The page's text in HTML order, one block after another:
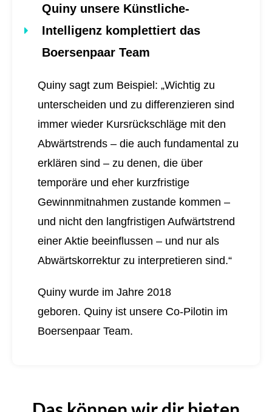
Quiny unsere Künstliche-
Intelligenz komplettiert das
Boersenpaar Team
Quiny sagt zum Beispiel: „Wichtig zu
unterscheiden und zu differenzieren sind
immer wieder Kursrückschläge mit den
Abwärtstrends – die auch fundamental zu
erklären sind – zu denen, die über
temporäre und eher kurzfristige
Gewinnmitnahmen zustande kommen –
und nicht den langfristigen Aufwärtstrend
einer Aktie beeinflussen – und nur als
Abwärtskorrektur zu interpretieren sind.“
Quiny wurde im Jahre 2018
geboren. Quiny ist unsere Co-Pilotin im
Boersenpaar Team.